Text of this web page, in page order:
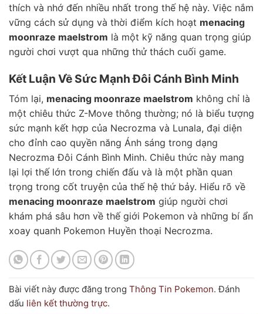
thích và nhớ đến nhiều nhất trong thế hệ này. Việc nắm
vững cách sử dụng và thời điểm kích hoạt menacing
moonraze maelstrom là một kỹ năng quan trọng giúp
người chơi vượt qua những thử thách cuối game.
Kết Luận Về Sức Mạnh Đôi Cánh Bình Minh
Tóm lại, menacing moonraze maelstrom không chỉ là
một chiêu thức Z-Move thông thường; nó là biểu tượng
sức mạnh kết hợp của Necrozma và Lunala, đại diện
cho đỉnh cao quyền năng Ánh sáng trong dạng
Necrozma Đôi Cánh Bình Minh. Chiêu thức này mang
lại lợi thế lớn trong chiến đấu và là một phần quan
trọng trong cốt truyện của thế hệ thứ bảy. Hiểu rõ về
menacing moonraze maelstrom giúp người chơi
khám phá sâu hơn về thế giới Pokemon và những bí ẩn
xoay quanh Pokemon Huyền thoại Necrozma.
Bài viết này được đăng trong Thông Tin Pokemon. Đánh
dấu liên kết thường trực.